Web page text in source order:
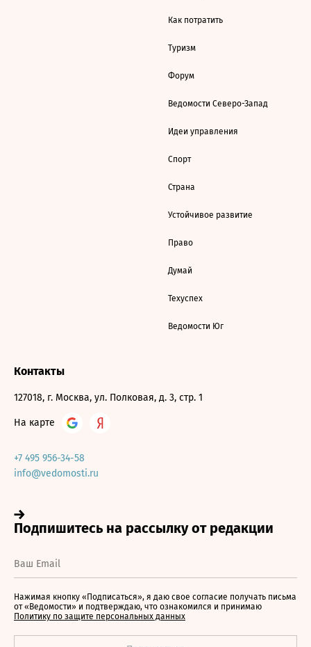
Как потратить
Туризм
Форум
Ведомости Северо-Запад
Идеи управления
Спорт
Страна
Устойчивое развитие
Право
Думай
Техуспех
Ведомости Юг
Контакты
127018, г. Москва, ул. Полковая, д. 3, стр. 1
На карте
+7 495 956-34-58
info@vedomosti.ru
Нажимая кнопку «Подписаться», я даю свое согласие получать письма
от «Ведомости» и подтверждаю, что ознакомился и принимаю
Политику по защите персональных данных